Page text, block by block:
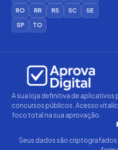
RO
RR RS SC
SE
SP
TO
A sua loja definitiva de aplicativos
concursos públicos. Acesso
foco total na sua aprovação.
Seus dados são